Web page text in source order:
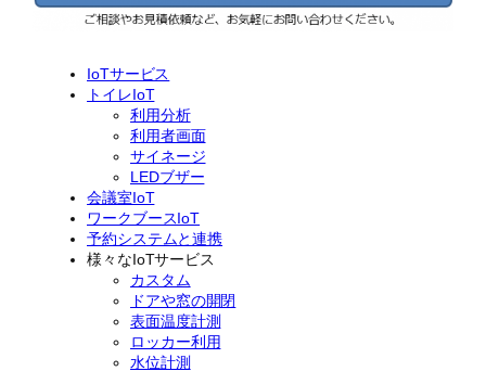
IoTサービス
トイレIoT
利用分析
利用者画面
サイネージ
LEDブザー
会議室IoT
ワークブースIoT
予約システムと連携
様々なIoTサービス
カスタム
ドアや窓の開閉
表面温度計測
ロッカー利用
水位計測